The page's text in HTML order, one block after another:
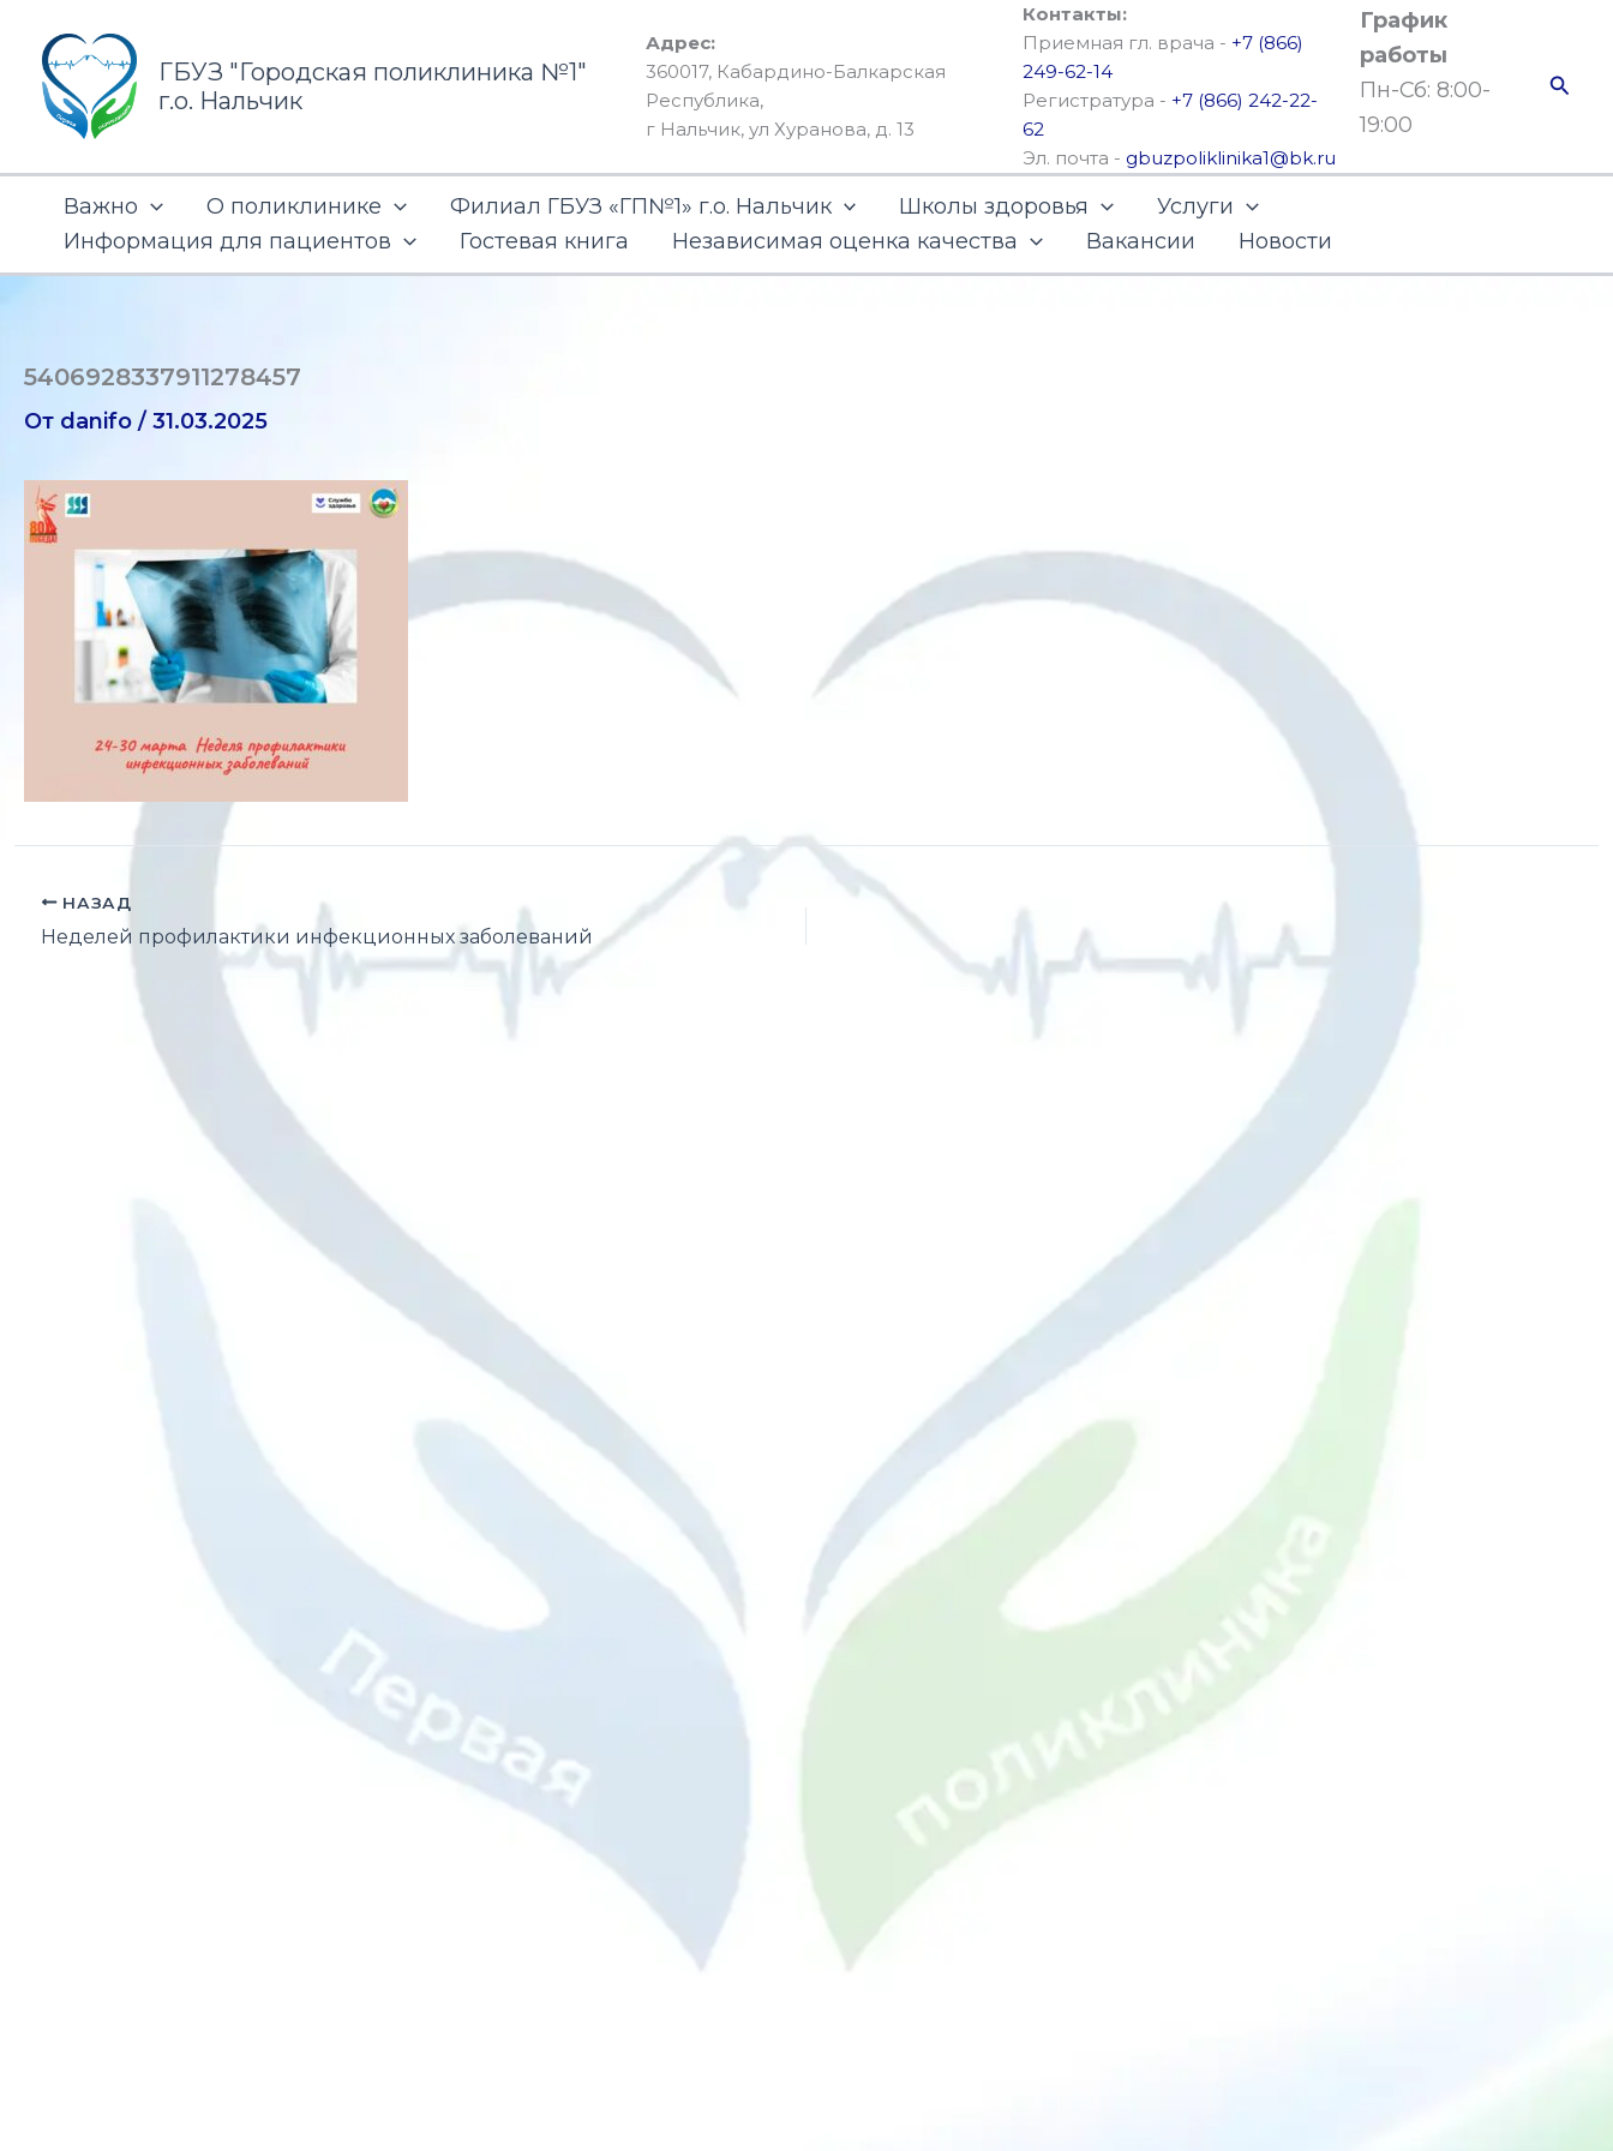
содержимому ГБУЗ "Городская поликлиника №1"
г.о. Нальчик
Адрес:
360017, Кабардино-Балкарская
Республика,
г Нальчик, ул Хуранова, д. 13
Контакты:
Приемная гл. врача - +7 (866)
249-62-14
Регистратура - +7 (866) 242-22-
62
Эл. почта - gbuzpoliklinika1@bk.ru
График
работы
Пн-Сб: 8:00-
19:00
Важно О поликлинике Филиал ГБУЗ «ГП№1» г.о. Нальчик Школы здоровья
Услуги
Информация для пациентов
Гостевая книга Независимая оценка качества Вакансии Новости
5406928337911278457
От danifo / 31.03.2025
НАЗАД
Неделей профилактики инфекционных заболеваний